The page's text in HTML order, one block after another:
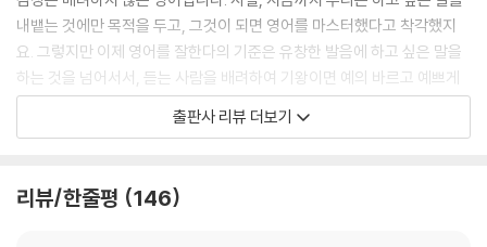
ook tired ???
UNIT 3 반가운 마음으로 포옹해 달라고 할 때는 〉 Hug me ???
UNIT 4 통화 중 바쁜 일이 생겨 전화 끊겠다고 말할 때는 〉 I’m hanging u
p ???
UNIT 5 가리는 것 없이 아무거나 잘 먹는다고 할 때는 〉 I eat everythin
UNIT 6 신세 진 후 나중에 밥 산다고 할 때는 〉 I’ll buy you a meal later
???
내뱉는 것에만 목적을 두고, 그것이 되면 영어를 마스터했다고 착각했지
요. 그렇지만 이제 영어를 잘한다의 기준은 유창한 발음에 하고 싶은 말을
하는 것을 넘어서서, 듣는 사람을 배려하여 기왕이면 예의 바르고 예쁘게
말할 수 있는 능력입니다. 해외에 나가지 않고도 이 능력을 키울 수 있는 확
실한 방법, 구독자 24만 명의 유튜버이자 예의 바른 영어 표현의 아이콘,
여러분이 알고 있는 그 표현, 예의 바른 표현이 아닐 수도 있습니다!
출판사 리뷰 더보기
리뷰/한줄평 146